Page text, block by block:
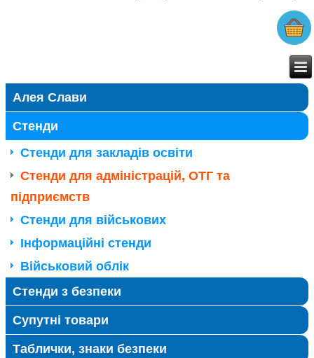
Алея Слави
Стенди
Стенди для закладів освіти
Стенди для адміністрацій, ОТГ та
підприємств
Стенди для військових
Інформаційні стенди
Військовий облік
Стенди з безпеки
Супутні товари
Таблички, знаки безпеки